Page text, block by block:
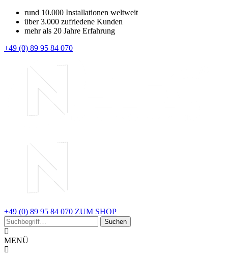
rund 10.000 Installationen weltweit
über 3.000 zufriedene Kunden
mehr als 20 Jahre Erfahrung
+49 (0) 89 95 84 070
+49 (0) 89 95 84 070 ZUM SHOP
Suchen
MENÜ